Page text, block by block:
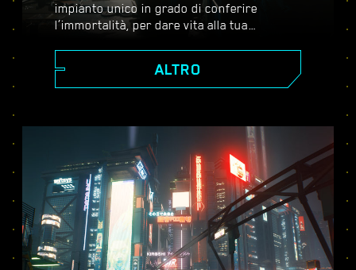
impianto unico in grado di conferire
l’immortalità, per dare vita alla tua
influenzano la storia e le persone attorno a
te. Accetta una serie di incarichi per
cyberpunk leggendario mentre scopri i
misteri legati al prezioso impianto che tutti
stanno disperatamente cercando di
ottenere.
ALTRO